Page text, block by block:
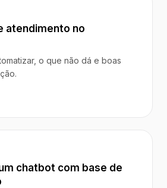
atendimento no
o que não dá e boas
chatbot com base de